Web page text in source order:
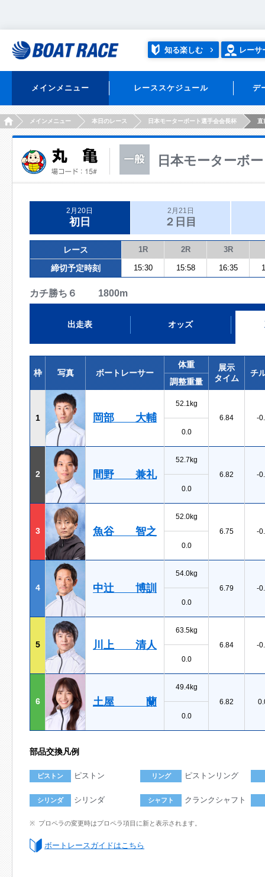
知る楽しむ レーサ
メインメニュー レーススケジュール デ
HOMEメインメニュー 本日のレース 日本モーターボート選手会会長杯 直
日本モーターボ
2月20日
初日
2月21日
２日目
レース 1R 2R 3R
締切予定時刻 15:30 15:58 16:35
カチ勝ち６ 1800m
出走表 オッズ
枠 写真 ボートレーサー
体重
展示
タイム
チ
調整重量
1 岡部 大輔
52.1kg
6.84
-
0.0
2 間野 兼礼
52.7kg
6.82
-
0.0
3 魚谷 智之
52.0kg
6.75
-
0.0
4 中辻 博訓
54.0kg
6.79
-
0.0
5 川上 清人
63.5kg
6.84
-
0.0
6 土屋 蘭
49.4kg
6.82
0.0
部品交換凡例
ピストン ピストン リング ピストンリング
シリンダ シリンダ シャフト クランクシャフト
プロペラの変更時はプロペラ項目に新と表示されます。
ボートレースガイドはこちら